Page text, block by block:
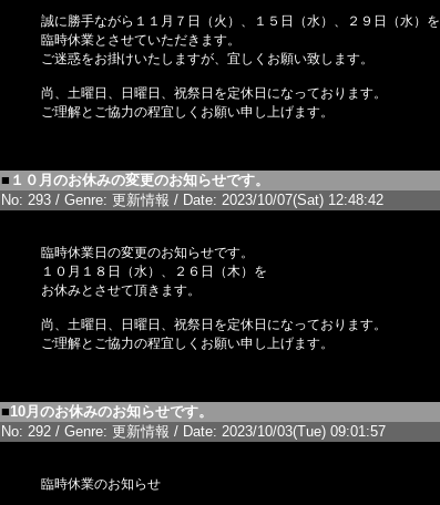
誠に勝手ながら１１月７日（火）、１５日（水）、２９日（水）を
臨時休業とさせていただきます。
ご迷惑をお掛けいたしますが、宜しくお願い致します。
尚、土曜日、日曜日、祝祭日を定休日になっております。
ご理解とご協力の程宜しくお願い申し上げます。
■ １０月のお休みの変更のお知らせです。
No: 293 / Genre: 更新情報 / Date: 2023/10/07(Sat) 12:48:42
臨時休業日の変更のお知らせです。
１０月１８日（水）、２６日（木）を
お休みとさせて頂きます。
尚、土曜日、日曜日、祝祭日を定休日になっております。
ご理解とご協力の程宜しくお願い申し上げます。
■10月のお休みのお知らせです。
No: 292 / Genre: 更新情報 / Date: 2023/10/03(Tue) 09:01:57
臨時休業のお知らせ